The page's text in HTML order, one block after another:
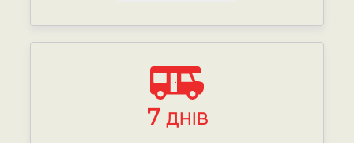
7 ДНІВ